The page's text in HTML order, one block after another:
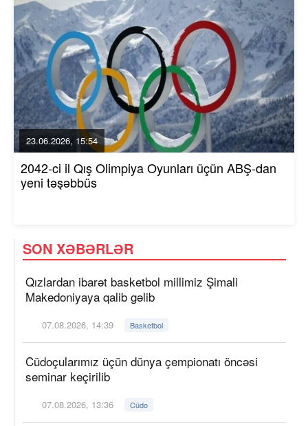
23.06.2026, 15:54
2042-ci il Qış Olimpiya Oyunları üçün ABŞ-dan
yeni təşəbbüs
SON XƏBƏRLƏR
Qızlardan ibarət basketbol millimiz Şimali
Makedoniyaya qalib gəlib
07.08.2026, 14:39 Basketbol
Cüdoçularımız üçün dünya çempionatı öncəsi
seminar keçirilib
07.08.2026, 13:36 Cüdo